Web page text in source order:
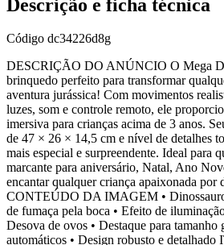
Descrição e ficha técnica
Código dc34226d8g
DESCRIÇÃO DO ANÚNCIO O Mega
brinquedo perfeito para transformar
aventura jurássica! Com movimentos
luzes, som e controle remoto, ele
imersiva para crianças acima de 3 anos.
de 47 × 26 × 14,5 cm e nível de detalhes
mais especial e surpreendente. Ideal para
marcante para aniversário, Natal, Ano
encantar qualquer criança apaixonada por
CONTEÚDO DA IMAGEM • Dinossauro
de fumaça pela boca • Efeito de
Desova de ovos • Destaque para
automáticos • Design robusto e